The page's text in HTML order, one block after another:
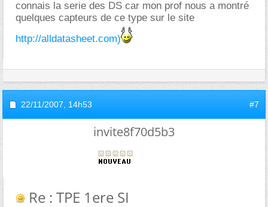
connais la serie des DS car mon prof nous a montré
quelques capteurs de ce type sur le site
http://alldatasheet.com)
22/11/2007, 14h53 #7
invite8f70d5b3
Re : TPE 1ere SI